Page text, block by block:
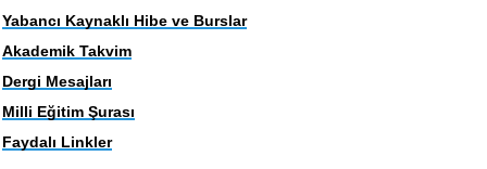
Yabancı Kaynaklı Hibe ve Burslar
Akademik Takvim
Dergi Mesajları
Milli Eğitim Şurası
Faydalı Linkler